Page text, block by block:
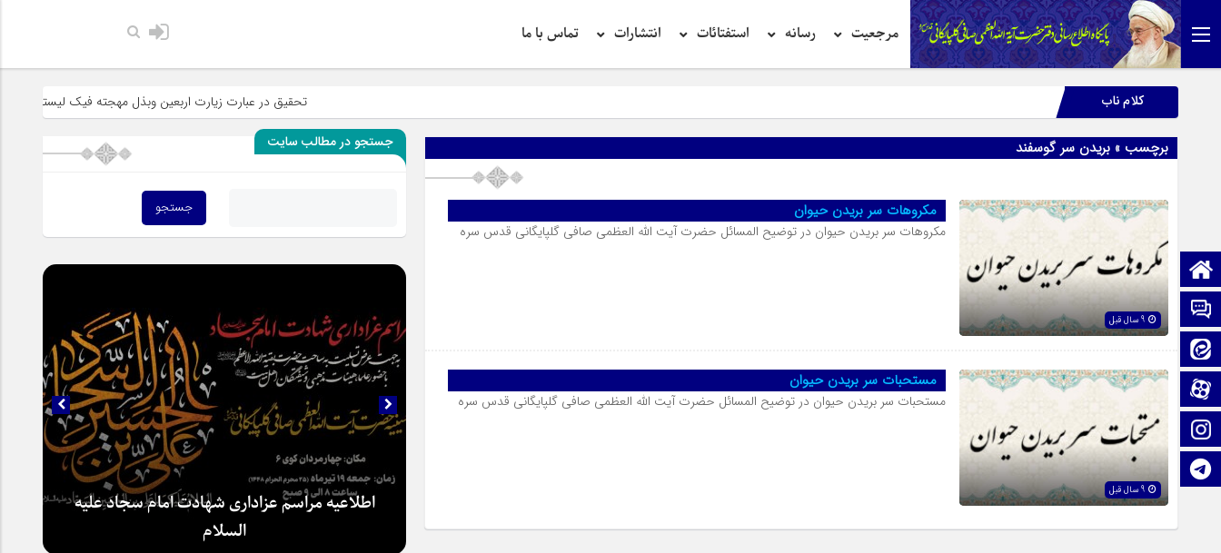
مرجعیت رسانه استفتائات انتشارات تماس با ما
صفحه نخست
تماس با ما
آپارات
اینستاگرام
تلگرام
کلام ناب تحقیق در عبارت زیارت اربعین وبذل مهجته فیک لیستنقذ عبادک من
برچسب » بریدن سر گوسفند
مکروهات سر بریدن حیوان
مکروهات سر بریدن حیوان در توضیح المسائل حضرت آیت الله العظمی صافی گلپایگانی قدس سره
مستحبات سر بریدن حیوان
مستحبات سر بریدن حیوان در توضیح المسائل حضرت آیت الله العظمی صافی گلپایگانی قدس سره
جستجو در مطالب سایت
اطلاعیه مراسم عزاداری شهادت امام سجاد علیه
السلام